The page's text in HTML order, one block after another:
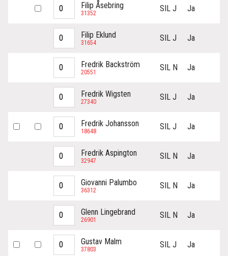
Filip Åsebring
31352 SIL J Ja
Filip Eklund
31654 SIL J Ja
Fredrik Backström
20551 SIL N Ja
Fredrik Wigsten
27340 SIL J Ja
Fredrik Johansson
18648 SIL J Ja
Fredrik Aspington
32947 SIL N Ja
Giovanni Palumbo
36312 SIL N Ja
Glenn Lingebrand
26901 SIL N Ja
Gustav Malm
37803 SIL J Ja